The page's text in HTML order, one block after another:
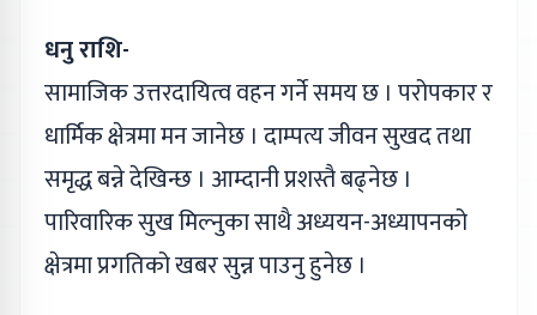
धनु राशि-
सामाजिक उत्तरदायित्व वहन गर्ने समय छ । परोपकार र
धार्मिक क्षेत्रमा मन जानेछ । दाम्पत्य जीवन सुखद तथा
समृद्ध बन्ने देखिन्छ । आम्दानी प्रशस्तै बढ्‌नेछ ।
पारिवारिक सुख मिल्नुका साथै अध्ययन-अध्यापनको
क्षेत्रमा प्रगतिको खबर सुन्न पाउनु हुनेछ ।